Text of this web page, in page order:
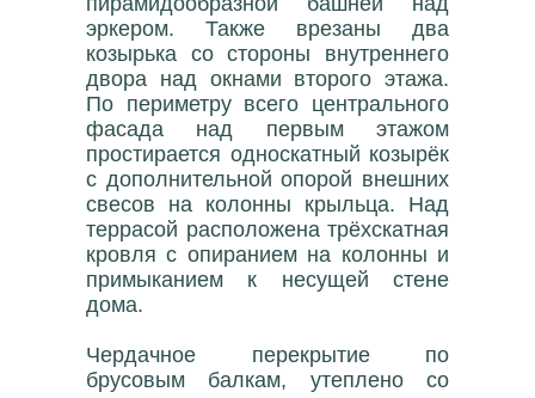
эркером. Также врезаны два
козырька со стороны внутреннего
двора над окнами второго этажа.
По периметру всего центрального
фасада над первым этажом
простирается односкатный козырёк
с дополнительной опорой внешних
свесов на колонны крыльца. Над
террасой расположена трёхскатная
кровля с опиранием на колонны и
примыканием к несущей стене
дома.
Чердачное перекрытие по
брусовым балкам, утеплено со